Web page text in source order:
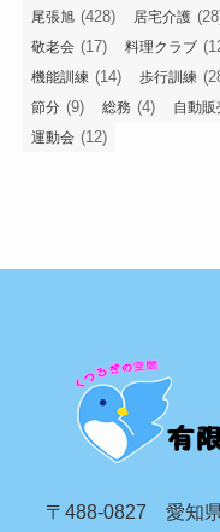
尾張旭 (428) 居宅介護
敬老会 (17) 料理クラブ
機能訓練 (14) 歩行訓練
節分 (9) 総務 (4) 自動販
運動会 (12)
〒488-0827 愛知